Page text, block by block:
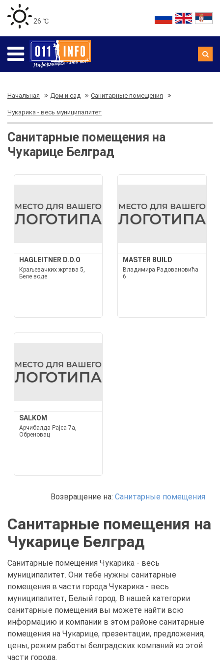
26 ℃
Начальная Дом и сад Санитарные помещения
Чукарика - весь муниципалитет
Санитарные помещения на
Чукарице Белград
HAGLEITNER D.O.O
Краљевачких жртава 5,
Беле воде
MASTER BUILD
Владимира Радовановића
6
SALKOM
Арчибалда Рајса 7а,
Обреновац
Возвращение на: Санитарные помещения
Санитарные помещения на
Чукарице Белград
Санитарные помещения Чукарика - весь
муниципалитет. Они тебе нужны санитарные
помещения в части города Чукарика - весь
муниципалитет, Белый город. В нашей категории
санитарные помещения вы можете найти всю
информацию и компании в этом районе санитарные
помещения на Чукарице, презентации, предложения,
цены, режим работы белградских компаний из этой
части города.